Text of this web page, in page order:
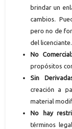
brindar un
cambios.
pero no de
del licenciante.
No Comercial:
propósitos
Sin
creación a
material
No hay
términos